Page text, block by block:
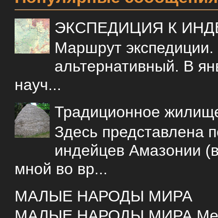
ЭКСПЕДИЦИЯ К
Маршрут
альтернативный. В
науч...
Традиционное
Здесь представлена
индейцев Амазонии
мной во вр...
МАЛЫЕ НАРОДЫ МИРА